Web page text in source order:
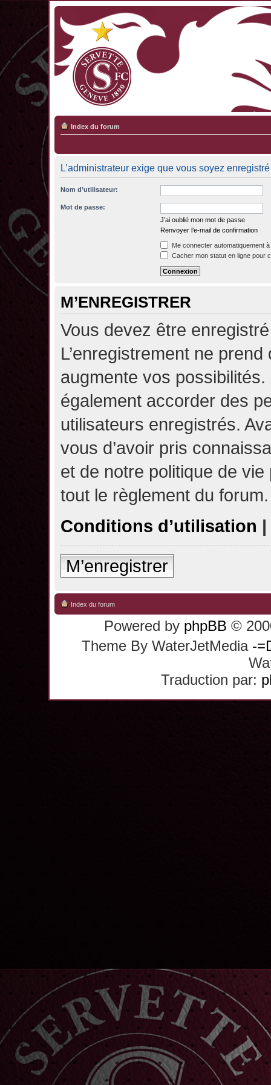
Index du forum
L’administrateur exige que vous soyez
Nom d’utilisateur:
Mot de passe:
J’ai oublié mon mot de passe
Renvoyer l’e-mail de confirmation
Me connecter automatiquement
Cacher mon statut en ligne pour
M’ENREGISTRER
Vous devez être
L’enregistrement ne
augmente vos possibilités.
également accorder des
utilisateurs enregistrés.
vous d’avoir pris
et de notre politique de
tout le règlement du forum.
Conditions d’utilisation |
M’enregistrer
Index du forum
Powered by phpBB ©
Theme By WaterJetMedia -
Traduction par: